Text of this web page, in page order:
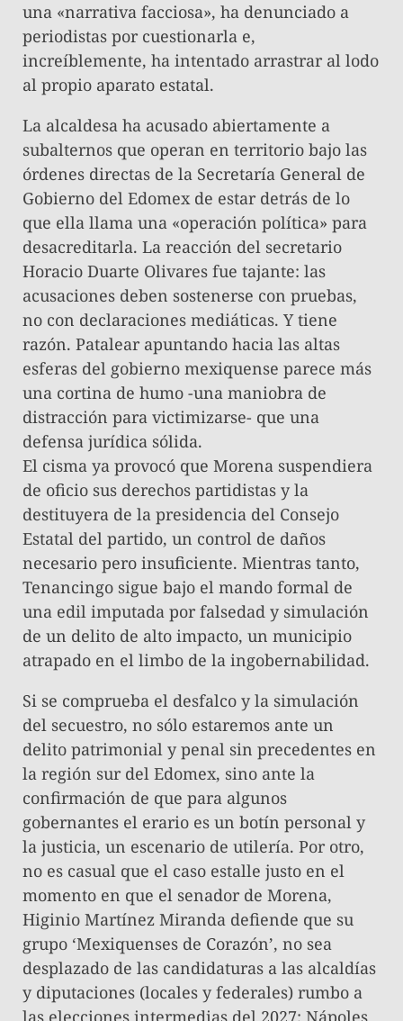
una «narrativa facciosa», ha denunciado a
periodistas por cuestionarla e,
increíblemente, ha intentado arrastrar al lodo
al propio aparato estatal.
​La alcaldesa ha acusado abiertamente a
subalternos que operan en territorio bajo las
órdenes directas de la Secretaría General de
Gobierno del Edomex de estar detrás de lo
que ella llama una «operación política» para
desacreditarla. La reacción del secretario
Horacio Duarte Olivares fue tajante: las
acusaciones deben sostenerse con pruebas,
no con declaraciones mediáticas. Y tiene
razón. Patalear apuntando hacia las altas
esferas del gobierno mexiquense parece más
una cortina de humo -una maniobra de
distracción para victimizarse- que una
defensa jurídica sólida.
​El cisma ya provocó que Morena suspendiera
de oficio sus derechos partidistas y la
destituyera de la presidencia del Consejo
Estatal del partido, un control de daños
necesario pero insuficiente. Mientras tanto,
Tenancingo sigue bajo el mando formal de
una edil imputada por falsedad y simulación
de un delito de alto impacto, un municipio
atrapado en el limbo de la ingobernabilidad.
​Si se comprueba el desfalco y la simulación
del secuestro, no sólo estaremos ante un
delito patrimonial y penal sin precedentes en
la región sur del Edomex, sino ante la
confirmación de que para algunos
gobernantes el erario es un botín personal y
la justicia, un escenario de utilería. Por otro,
no es casual que el caso estalle justo en el
momento en que el senador de Morena,
Higinio Martínez Miranda defiende que su
grupo ‘Mexiquenses de Corazón’, no sea
desplazado de las candidaturas a las alcaldías
y diputaciones (locales y federales) rumbo a